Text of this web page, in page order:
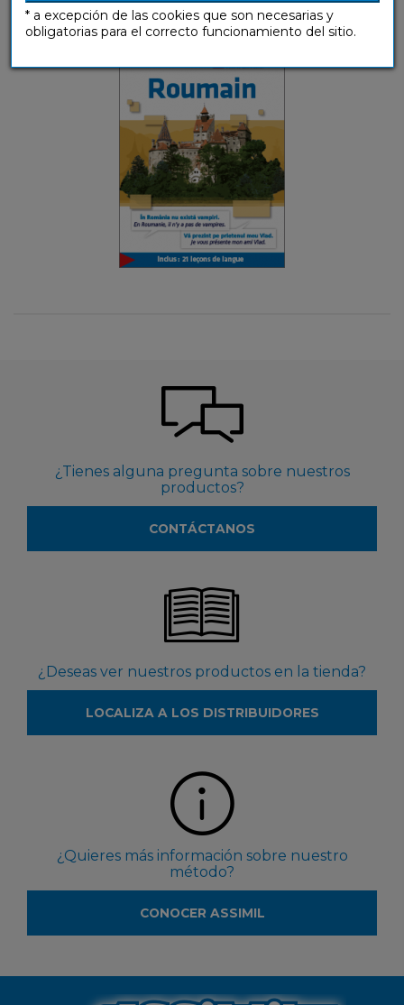
Guías de conversación
¿Tienes alguna pregunta sobre nuestros
productos?
CONTÁCTANOS
¿Deseas ver nuestros productos en la tienda?
LOCALIZA A LOS DISTRIBUIDORES
¿Quieres más información sobre nuestro
método?
CONOCER ASSIMIL
* a excepción de las cookies que son necesarias y
obligatorias para el correcto funcionamiento del sitio.